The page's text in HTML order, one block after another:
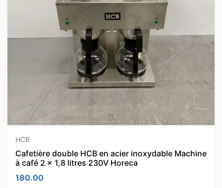
HCB
Cafetière double HCB en acier inoxydable Machine
à café 2 x 1,8 litres 230V Horeca
180.00